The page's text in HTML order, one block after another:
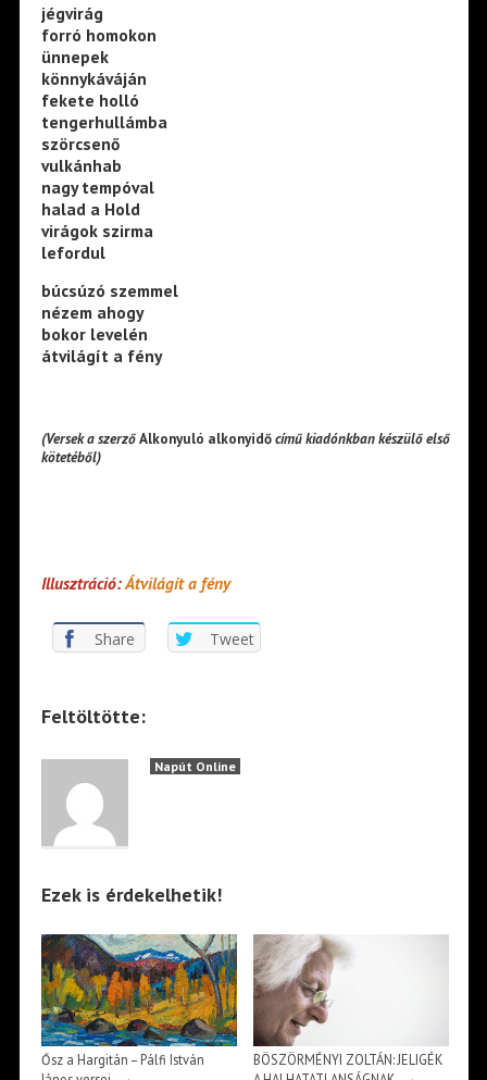
jégvirág
forró homokon
ünnepek
könnykáváján
fekete holló
tengerhullámba
szörcsenő
vulkánhab
nagy tempóval
halad a Hold
virágok szirma
lefordul
búcsúzó szemmel
nézem ahogy
bokor levelén
átvilágít a fény
(Versek a szerzőAlkonyuló alkonyidőcímű kiadónkban készülő első
kötetéből)
Illusztráció:Átvilágít a fény
Share Tweet
Feltöltötte:
Napút Online
Ezek is érdekelhetik!
Ősz a Hargitán – Pálfi István
BÖSZÖRMÉNYI ZOLTÁN: JELIGÉK